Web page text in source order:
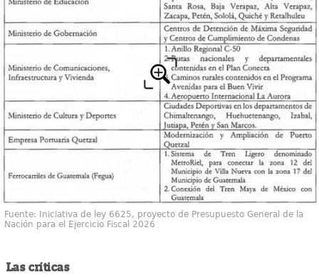
Fuente: Iniciativa de ley 6625, proyecto de Presupuesto General de la
Nación para el Ejercicio Fiscal 2026
Las críticas